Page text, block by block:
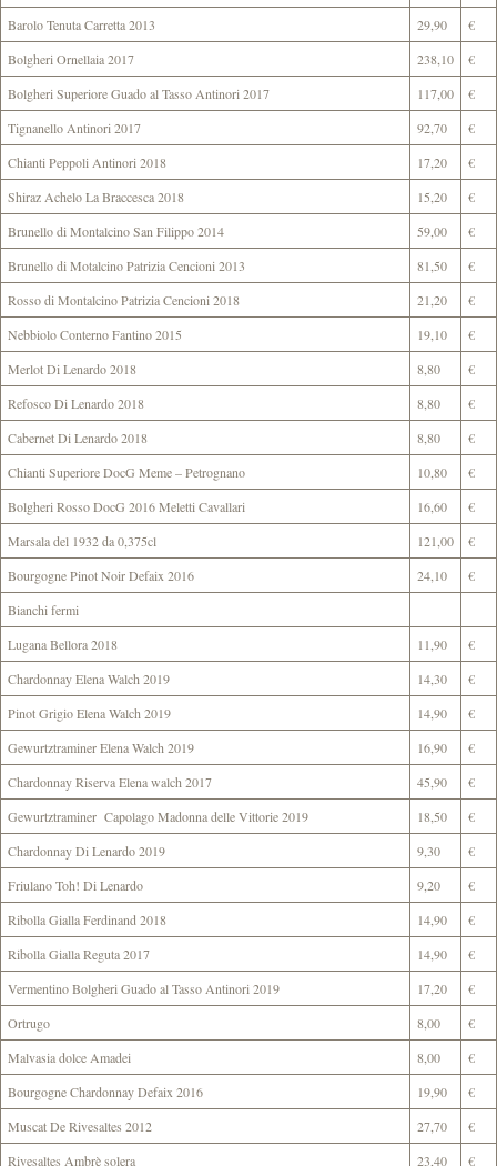
Barolo Tenuta Carretta 2013
29,90
€
Bolgheri Ornellaia 2017
238,10
€
Bolgheri Superiore Guado al Tasso Antinori 2017
117,00
€
Tignanello Antinori 2017
92,70
€
Chianti Peppoli Antinori 2018
17,20
€
Shiraz Achelo La Braccesca 2018
15,20
€
Brunello di Montalcino San Filippo 2014
59,00
€
Brunello di Motalcino Patrizia Cencioni 2013
81,50
€
Rosso di Montalcino Patrizia Cencioni 2018
21,20
€
Nebbiolo Conterno Fantino 2015
19,10
€
Merlot Di Lenardo 2018
8,80
€
Refosco Di Lenardo 2018
8,80
€
Cabernet Di Lenardo 2018
8,80
€
Chianti Superiore DocG Meme – Petrognano
10,80
€
Bolgheri Rosso DocG 2016 Meletti Cavallari
16,60
€
Marsala del 1932 da 0,375cl
121,00
€
Bourgogne Pinot Noir Defaix 2016
24,10
€
Bianchi fermi
Lugana Bellora 2018
11,90
€
Chardonnay Elena Walch 2019
14,30
€
Pinot Grigio Elena Walch 2019
14,90
€
Gewurtztraminer Elena Walch 2019
16,90
€
Chardonnay Riserva Elena walch 2017
45,90
€
Gewurtztraminer Capolago Madonna delle Vittorie 2019
18,50
€
Chardonnay Di Lenardo 2019
9,30
€
Friulano Toh! Di Lenardo
9,20
€
Ribolla Gialla Ferdinand 2018
14,90
€
Ribolla Gialla Reguta 2017
14,90
€
Vermentino Bolgheri Guado al Tasso Antinori 2019
17,20
€
Ortrugo
8,00
€
Malvasia dolce Amadei
8,00
€
Bourgogne Chardonnay Defaix 2016
19,90
€
Muscat De Rivesaltes 2012
27,70
€
Rivesaltes Ambrè solera
23,40 €